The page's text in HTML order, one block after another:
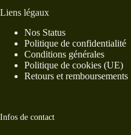
Liens légaux
Nos Status
Politique de confidentialité
Conditions générales
Politique de cookies (UE)
Retours et remboursements
Infos de contact